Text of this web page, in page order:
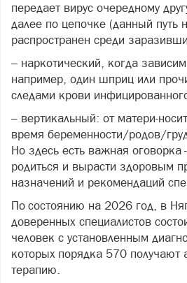
передает вирус очередному
далее по цепочке (данный путь
распространен среди
– наркотический, когда
например, один шприц или
следами крови
– вертикальный: от матери-
время беременности/родов/
Но здесь есть важная
родиться и вырасти здоровым
назначений и рекомендаций
По состоянию на 2026 год, в
доверенных специалистов
человек с установленным
которых порядка 570 получают
терапию.